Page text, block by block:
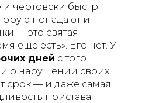
чертовски быстр.
попадают и
— это святая
еще есть». Его нет. У
дней с того
о нарушении своих
срок — и даже самая
пристава